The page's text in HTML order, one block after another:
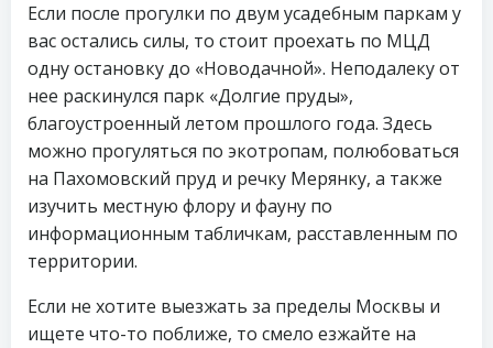
Если после прогулки по двум усадебным паркам у
вас остались силы, то стоит проехать по МЦД
одну остановку до «Новодачной». Неподалеку от
нее раскинулся парк «Долгие пруды»,
благоустроенный летом прошлого года. Здесь
можно прогуляться по экотропам, полюбоваться
на Пахомовский пруд и речку Мерянку, а также
изучить местную флору и фауну по
информационным табличкам, расставленным по
территории.
Если не хотите выезжать за пределы Москвы и
ищете что-то поближе, то смело езжайте на